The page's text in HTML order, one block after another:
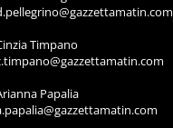
Timpano
Papalia